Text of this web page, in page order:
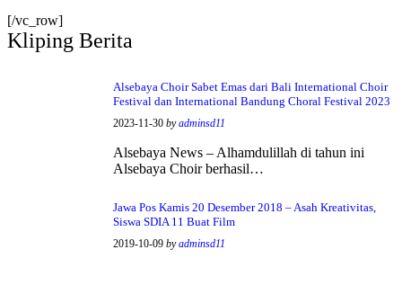
[/vc_row]
Kliping Berita
Alsebaya Choir Sabet Emas dari Bali International Choir
Festival dan International Bandung Choral Festival 2023
2023-11-30 byadminsd11
Alsebaya News – Alhamdulillah di tahun ini
Alsebaya Choir berhasil…
Jawa Pos Kamis 20 Desember 2018 – Asah Kreativitas,
Siswa SDIA 11 Buat Film
2019-10-09 byadminsd11